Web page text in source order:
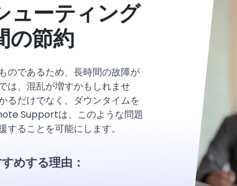
ューティング
の節約
のであるため、長時間の故障が
は、混乱が増すかもしれませ
るだけでなく、ダウンタイムを
Supportは、このような問題
ることを可能にします。
めする理由：